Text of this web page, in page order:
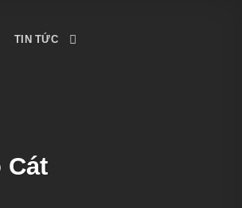
TIN TỨC
Cát